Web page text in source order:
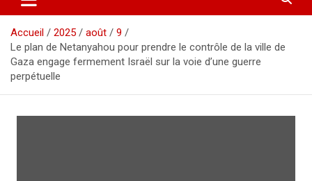
o
u
Accueil 2025 août
9
Le plan de Netanyahou pour prendre le contrôle de la ville de
Gaza engage fermement Israël sur la voie d’une guerre
perpétuelle